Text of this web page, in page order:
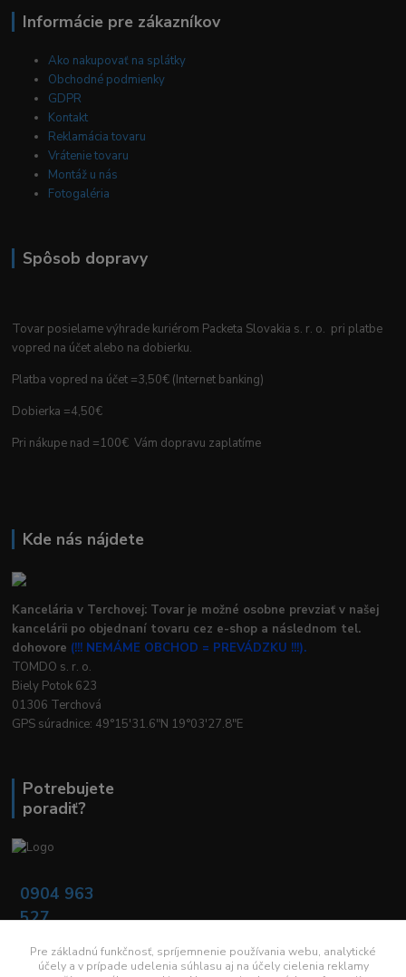
Informácie pre zákazníkov
Ako nakupovať na splátky
Obchodné podmienky
GDPR
Kontakt
Reklamácia tovaru
Vrátenie tovaru
Montáž u nás
Fotogaléria
Spôsob dopravy
Tovar posielame výhrade kuriérom Packeta Slovakia s. r. o. pri platbe
vopred na účet alebo na dobierku.
Platba vopred na účet =3,50€ (Internet banking)
Dobierka =4,50€
Pri nákupe nad =100€ Vám dopravu zaplatíme
Kde nás nájdete
Kancelária v Terchovej: Tovar je možné osobne prevziať v našej
kancelárii po objednaní tovaru cez e-shop a následnom tel.
dohovore (!!! NEMÁME OBCHOD = PREVÁDZKU !!!).
TOMDO s. r. o.
Biely Potok 623
01306 Terchová
GPS súradnice: 49°15'31.6"N 19°03'27.8"E
Potrebujete
poradiť?
0904 963
527
16:00
Pre základnú funkčnosť, spríjemnenie používania webu, analytické
účely a v prípade udelenia súhlasu aj na účely cielenia reklamy